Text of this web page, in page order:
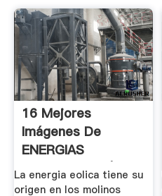
16 Mejores
Imágenes De
ENERGIAS
RENOVABLES |
Energía ...
La energia eolica tiene su
origen en los molinos